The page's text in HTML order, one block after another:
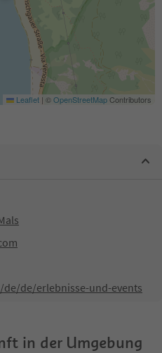
Leaflet | ©OpenStreetMapContributors
de/erlebnisse-und-events
in der Umgebung